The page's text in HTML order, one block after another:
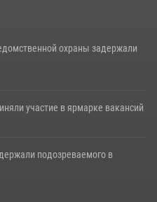
охраны задержали
участие в ярмарке вакансий
подозреваемого в